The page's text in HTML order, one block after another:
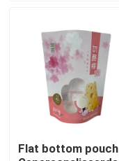
Fabrieksreis
Kwaliteitscontrole
Contacteer ons
Flat bottom pouch